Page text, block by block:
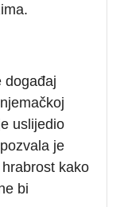
događaj
uslijedio
je
kako
bi